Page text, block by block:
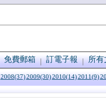
免費郵箱 訂電子報 所有
2008(37)2009(30)2010(14)2011(9)